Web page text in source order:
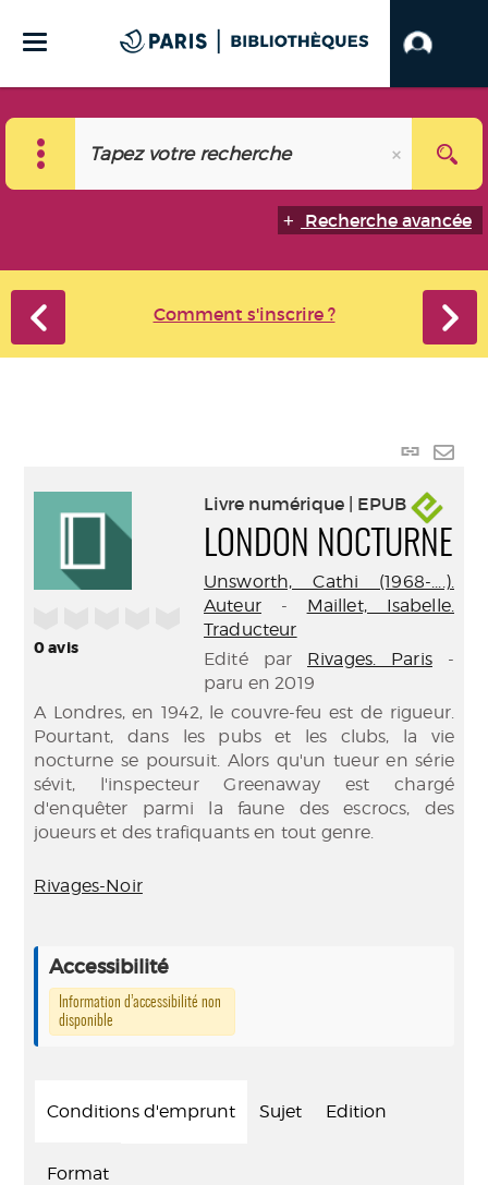
Recherche avancée
Comment s'inscrire ?
Lien
0avis
Livre numérique | EPUB
LONDON NOCTURNE
Unsworth, Cathi (1968-....).
Auteur- Maillet, Isabelle.
Traducteur
Edité par Rivages. Paris-
paru en 2019
A Londres, en 1942, le couvre-feu est de rigueur.
Pourtant, dans les pubs et les clubs, la vie
nocturne se poursuit. Alors qu'un tueur en série
sévit, l'inspecteur Greenaway est chargé
d'enquêter parmi la faune des escrocs, des
joueurs et des trafiquants en tout genre.
Rivages-Noir
Accessibilité
Information d’accessibilité non
disponible
Conditions d'emprunt Sujet Edition
Format